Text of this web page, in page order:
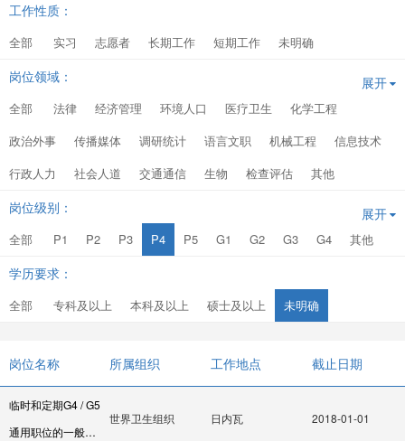
工作性质：
全部 实习 志愿者 长期工作 短期工作 未明确
岗位领域：
全部 法律 经济管理 环境人口 医疗卫生
化学工程
政治外事
传播媒体 调研统计 语言文职 机械工程
信息技术
行政人力
社会人道 交通通信 生物 检查评估 其他
展开
岗位级别：
全部 P1 P2 P3 P4 P5 G1 G2 G3 G4 其他
展开
学历要求：
全部 专科及以上 本科及以上 硕士及以上 未明确
岗位名称 所属组织 工作地点 截止日期
临时和定期G4 / G5
通用职位的一般服
世界卫生组织 日内瓦 2018-01-01